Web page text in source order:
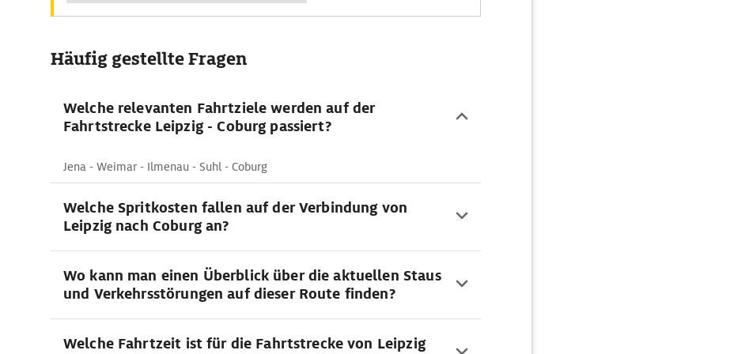
Häufig gestellte Fragen
Welche relevanten Fahrtziele werden auf der
Fahrtstrecke Leipzig - Coburg passiert?
Jena - Weimar - Ilmenau - Suhl - Coburg
Welche Spritkosten fallen auf der Verbindung von
Leipzig nach Coburg an?
Wo kann man einen Überblick über die aktuellen Staus
und Verkehrsstörungen auf dieser Route finden?
Welche Fahrtzeit ist für die Fahrtstrecke von Leipzig